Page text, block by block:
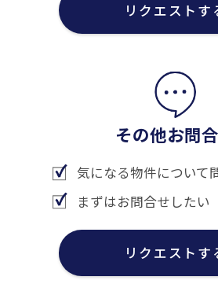
リクエストす
その他お問
気になる物件について
まずはお問合せしたい
リクエストす